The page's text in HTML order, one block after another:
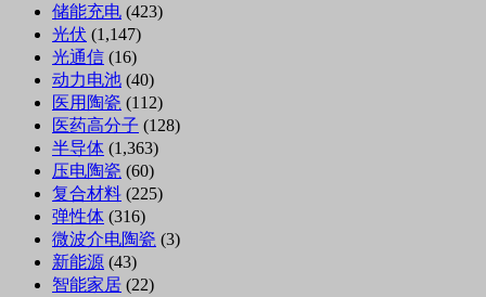
储能充电 (423)
光伏 (1,147)
光通信 (16)
动力电池 (40)
医用陶瓷 (112)
医药高分子 (128)
半导体 (1,363)
压电陶瓷 (60)
复合材料 (225)
弹性体 (316)
微波介电陶瓷 (3)
新能源 (43)
智能家居 (22)